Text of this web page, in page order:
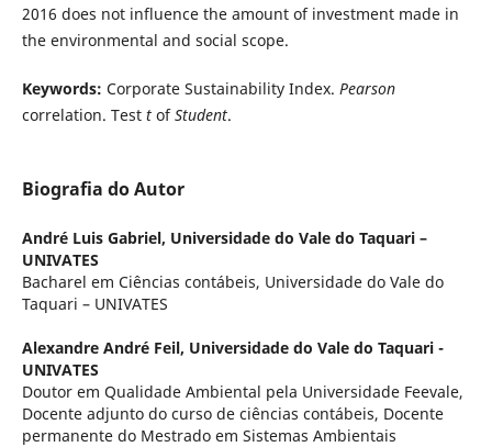
2016 does not influence the amount of investment made in
the environmental and social scope.
Keywords: Corporate Sustainability Index. Pearson
correlation. Test tofStudent.
Biografia do Autor
André Luis Gabriel, Universidade do Vale do Taquari –
UNIVATES
Bacharel em Ciências contábeis, Universidade do Vale do
Taquari – UNIVATES
Alexandre André Feil, Universidade do Vale do Taquari -
UNIVATES
Doutor em Qualidade Ambiental pela Universidade Feevale,
Docente adjunto do curso de ciências contábeis, Docente
permanente do Mestrado em Sistemas Ambientais